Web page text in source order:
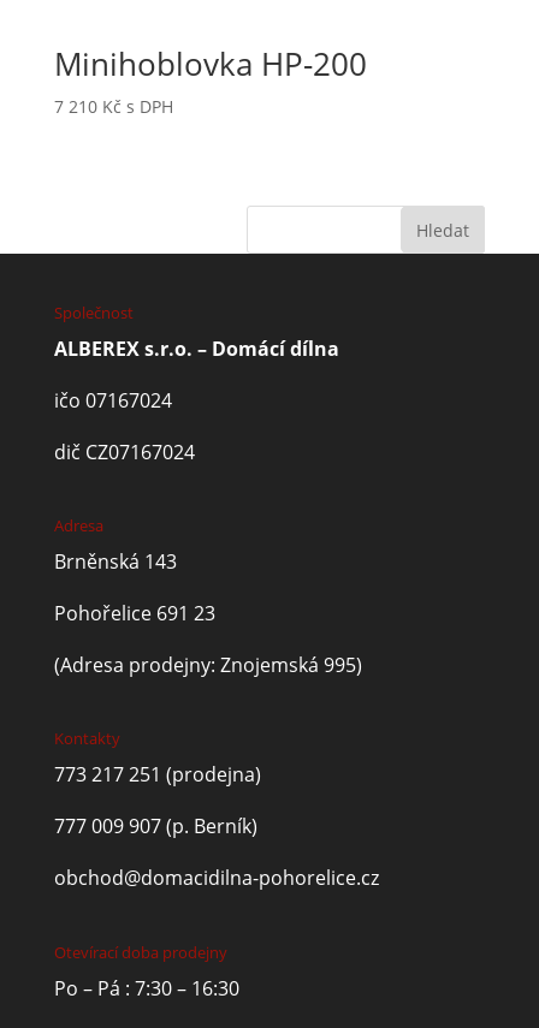
Minihoblovka HP-200
7 210 Kč s DPH
Společnost
ALBEREX s.r.o. – Domácí dílna
ičo 07167024
dič CZ07167024
Adresa
Brněnská 143
Pohořelice 691 23
(Adresa prodejny: Znojemská 995)
Kontakty
773 217 251 (prodejna)
777 009 907(p. Berník)
obchod@domacidilna-pohorelice.cz
Otevírací doba prodejny
Po – Pá : 7:30 – 16:30